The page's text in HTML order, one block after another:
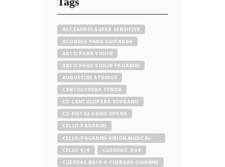
ACCESORIO SUPER SENSITIVE
ACORDES PARA GUITARRA
ARCO PARA VIOLÍN
ARCO PARA VIOLÍN PAGANINI
AUGUSTINE STRINGS
CANTOLOPERA TENOR
CD CANTOLOPERA SOPRANO
CD PISTAS ARIAS OPERA
CELLO-PAGANINI
CELLO-PAGANINI-VISION-MUSICAL-
STORE
CELLO 4/4
CUERDAS .009
CUERDAS BAJO 4 CUERDAS GIANNINI